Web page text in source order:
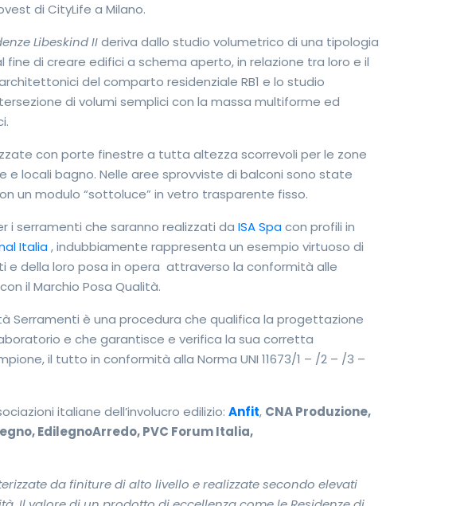
di CityLife a Milano.
Libeskind IIderiva dallo studio volumetrico di una tipologia
di creare edifici a schema aperto, in relazione tra loro e il
del comparto residenziale RB1 e lo studio
di volumi semplici con la massa multiforme ed
con porte finestre a tutta altezza scorrevoli per le zone
locali bagno. Nelle aree sprovviste di balconi sono state
un modulo “sottoluce” in vetro trasparente fisso.
i serramenti che saranno realizzati da ISA Spacon profili in
Italia, indubbiamente rappresenta un esempio virtuoso di
e della loro posa in opera attraverso la conformità alle
il Marchio Posa Qualità.
Serramenti è una procedura che qualifica la progettazione
e che garantisce e verifica la sua corretta
il tutto in conformità alla Norma UNI 11673/1 – /2 – /3 –
italiane dell’involucro edilizio: Anfit, CNA Produzione,
EdilegnoArredo, PVC Forum Italia,
da finiture di alto livello e realizzate secondo elevati